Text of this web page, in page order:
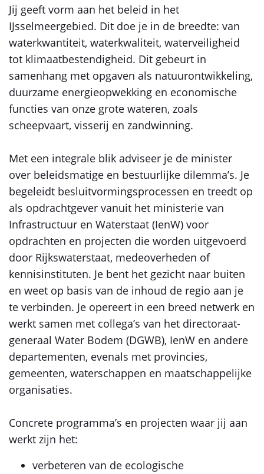
Jij geeft vorm aan het beleid in het
IJsselmeergebied. Dit doe je in de breedte: van
waterkwantiteit, waterkwaliteit, waterveiligheid
tot klimaatbestendigheid. Dit gebeurt in
samenhang met opgaven als natuurontwikkeling,
duurzame energieopwekking en economische
functies van onze grote wateren, zoals
scheepvaart, visserij en zandwinning.
Met een integrale blik adviseer je de minister
over beleidsmatige en bestuurlijke dilemma’s. Je
begeleidt besluitvormingsprocessen en treedt op
als opdrachtgever vanuit het ministerie van
Infrastructuur en Waterstaat (IenW) voor
opdrachten en projecten die worden uitgevoerd
door Rijkswaterstaat, medeoverheden of
kennisinstituten. Je bent het gezicht naar buiten
en weet op basis van de inhoud de regio aan je
te verbinden. Je opereert in een breed netwerk en
werkt samen met collega’s van het directoraat-
generaal Water Bodem (DGWB), IenW en andere
departementen, evenals met provincies,
gemeenten, waterschappen en maatschappelijke
organisaties.
Concrete programma’s en projecten waar jij aan
werkt zijn het:
verbeteren van de ecologische